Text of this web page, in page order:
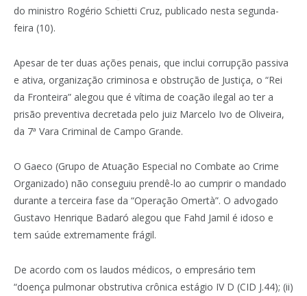
do ministro Rogério Schietti Cruz, publicado nesta segunda-
feira (10).
Apesar de ter duas ações penais, que inclui corrupção passiva
e ativa, organização criminosa e obstrução de Justiça, o “Rei
da Fronteira” alegou que é vítima de coação ilegal ao ter a
prisão preventiva decretada pelo juiz Marcelo Ivo de Oliveira,
da 7ª Vara Criminal de Campo Grande.
O Gaeco (Grupo de Atuação Especial no Combate ao Crime
Organizado) não conseguiu prendê-lo ao cumprir o mandado
durante a terceira fase da “Operação Omertà”. O advogado
Gustavo Henrique Badaró alegou que Fahd Jamil é idoso e
tem saúde extremamente frágil.
De acordo com os laudos médicos, o empresário tem
“doença pulmonar obstrutiva crônica estágio IV D (CID J.44); (ii)